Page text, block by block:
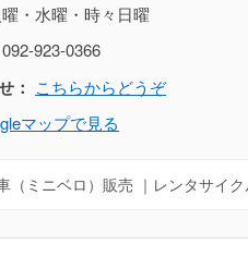
・水曜・時々日曜
092-923-0366
： こちらからどうぞ
マップで見る
（ミニベロ）販売 ｜レンタサイ